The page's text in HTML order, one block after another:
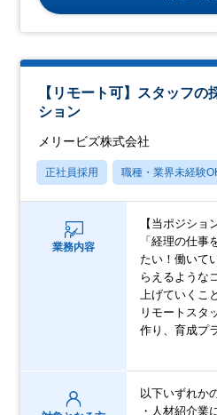
【リモート可】スタッフ
ション
メリービズ株式会社
正社員採用 職種・業界未経験
業務内容
【当ポジショ
「経理の仕事
たい！働いて
らえるような
上げていくこと
リモートスタ
作り、育成プ
以下いずれか
・人材紹介業